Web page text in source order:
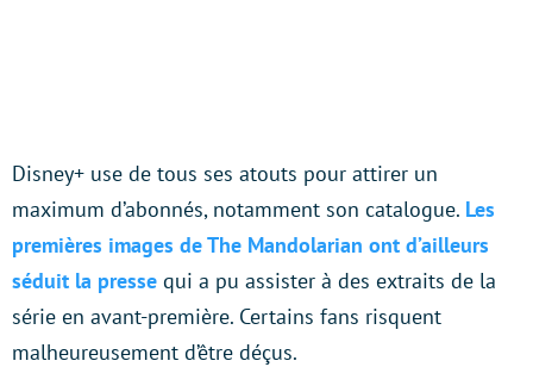
Disney+ use de tous ses atouts pour attirer un
maximum d’abonnés, notamment son catalogue. Les
premières images de The Mandolarian ont d’ailleurs
séduit la presse qui a pu assister à des extraits de la
série en avant-première. Certains fans risquent
malheureusement d’être déçus.